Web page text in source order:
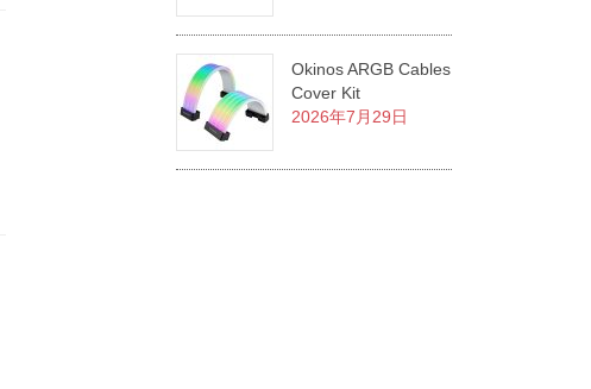
Okinos ARGB Cables
Cover Kit
2026年7月29日